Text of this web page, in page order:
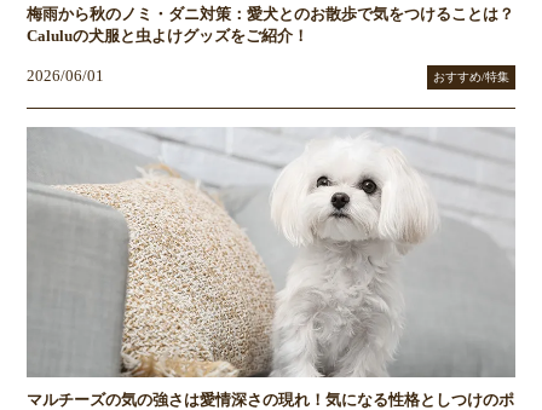
梅雨から秋のノミ・ダニ対策：愛犬とのお散歩で気をつけることは？
Caluluの犬服と虫よけグッズをご紹介！
2026/06/01 おすすめ/特集
マルチーズの気の強さは愛情深さの現れ！気になる性格としつけのポ